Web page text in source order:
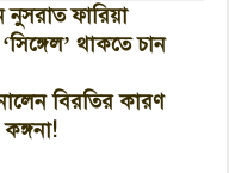
ফারিয়া
থাকতে চান
বিরতির কারণ